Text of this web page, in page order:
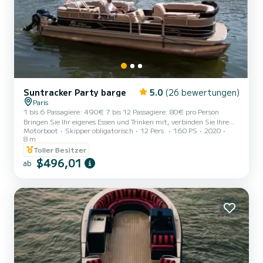
Suntracker Party barge 5.0 (26 bewertungen)
Paris
1 bis 6 Passagiere: 490€ 7 bis 12 Passagiere: 80€ pro Person
Bringen Sie Ihr eigenes Essen und Trinken mit, verbinden Sie Ihre
Musik per Bluetooth mit den Lautsprechern des Bootes oder hören
Sie sich die Kommentare Ihres Skippers über die Brücken und
Denkmäler an.
**************************************************
Entdecken Sie Paris (wieder) von seiner schönsten Allee aus: der
warmen und freundlichen Atmosphäre ein. Stellen Sie s...
Motorboot Skipper obligatorisch 12 Pers. 160 PS
2020
8 m
Toller Besitzer
ab $496,01